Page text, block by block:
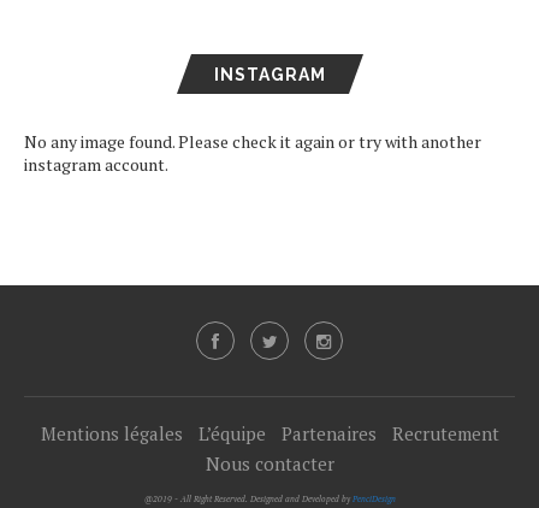
INSTAGRAM
No any image found. Please check it again or try with another
instagram account.
Mentions légales L’équipe Partenaires
Recrutement
Nous contacter
@2019 - All Right Reserved. Designed and Developed by PenciDesign